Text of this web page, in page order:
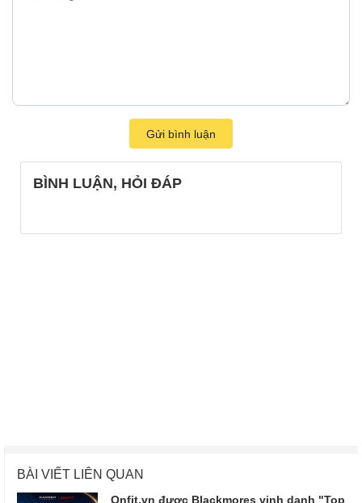
Gửi bình luận
BÌNH LUẬN, HỎI ĐÁP
BÀI VIẾT LIÊN QUAN
Onfit.vn được Blackmores vinh danh "Top